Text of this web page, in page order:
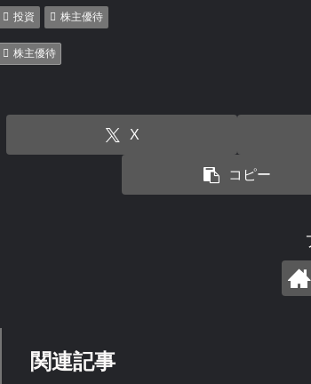
投資 株主優待
株主優待
X
コピー
関連記事